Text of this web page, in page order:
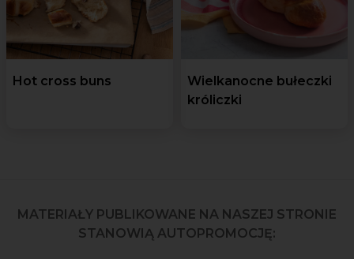
Hot cross buns
Wielkanocne bułeczki
króliczki
MATERIAŁY PUBLIKOWANE NA NASZEJ STRONIE
STANOWIĄ AUTOPROMOCJĘ: